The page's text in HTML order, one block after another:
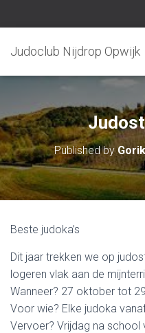
Judoclub Nijdrop Opwijk
Published byGorik
Beste judoka’s
Dit jaar trekken we op
logeren vlak aan de
Wanneer? 27 oktober tot
Voor wie? Elke judoka
Vervoer? Vrijdag na